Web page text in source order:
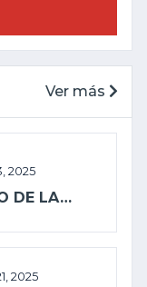
Ver más
2025
DE LA…
2025